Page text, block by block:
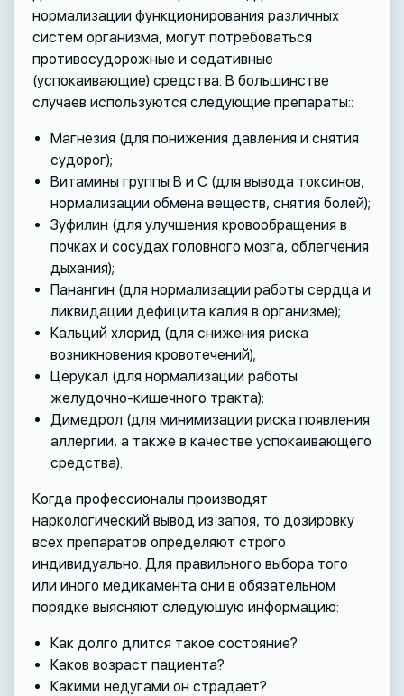
нормализации функционирования различных
систем организма, могут потребоваться
противосудорожные и седативные
(успокаивающие) средства. В большинстве
случаев используются следующие препараты::
Магнезия (для понижения давления и снятия
судорог);
Витамины группы В и С (для вывода токсинов,
нормализации обмена веществ, снятия болей);
Зуфилин (для улучшения кровообращения в
почках и сосудах головного мозга, облегчения
дыхания);
Панангин (для нормализации работы сердца и
ликвидации дефицита калия в организме);
Кальций хлорид (для снижения риска
возникновения кровотечений);
Церукал (для нормализации работы
желудочно-кишечного тракта);
Димедрол (для минимизации риска появления
аллергии, а также в качестве успокаивающего
средства).
Когда профессионалы производят
наркологический вывод из запоя, то дозировку
всех препаратов определяют строго
индивидуально. Для правильного выбора того
или иного медикамента они в обязательном
порядке выясняют следующую информацию:
Как долго длится такое состояние?
Каков возраст пациента?
Какими недугами он страдает?